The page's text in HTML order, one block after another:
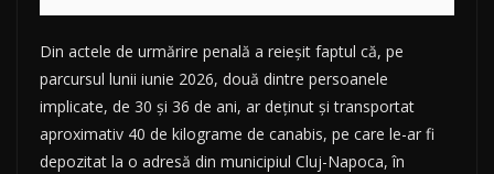
Din actele de urmărire penală a reieșit faptul că, pe
parcursul lunii iunie 2026, două dintre persoanele
implicate, de 30 și 36 de ani, ar deținut și transportat
aproximativ 40 de kilograme de canabis, pe care le-ar fi
depozitat la o adresă din municipiul Cluj-Napoca, în